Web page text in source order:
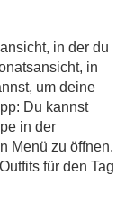
in der du
in
um deine
Du kannst
in der
Menü zu öffnen.
für den Tag